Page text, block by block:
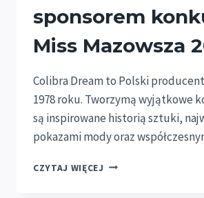
sponsorem
Miss Mazowsza
Colibra Dream to Polski
1978 roku. Tworzymą wyjątkowe
są inspirowane historią sztuki,
pokazami mody oraz
CZYTAJ WIĘCEJ COLIBRA